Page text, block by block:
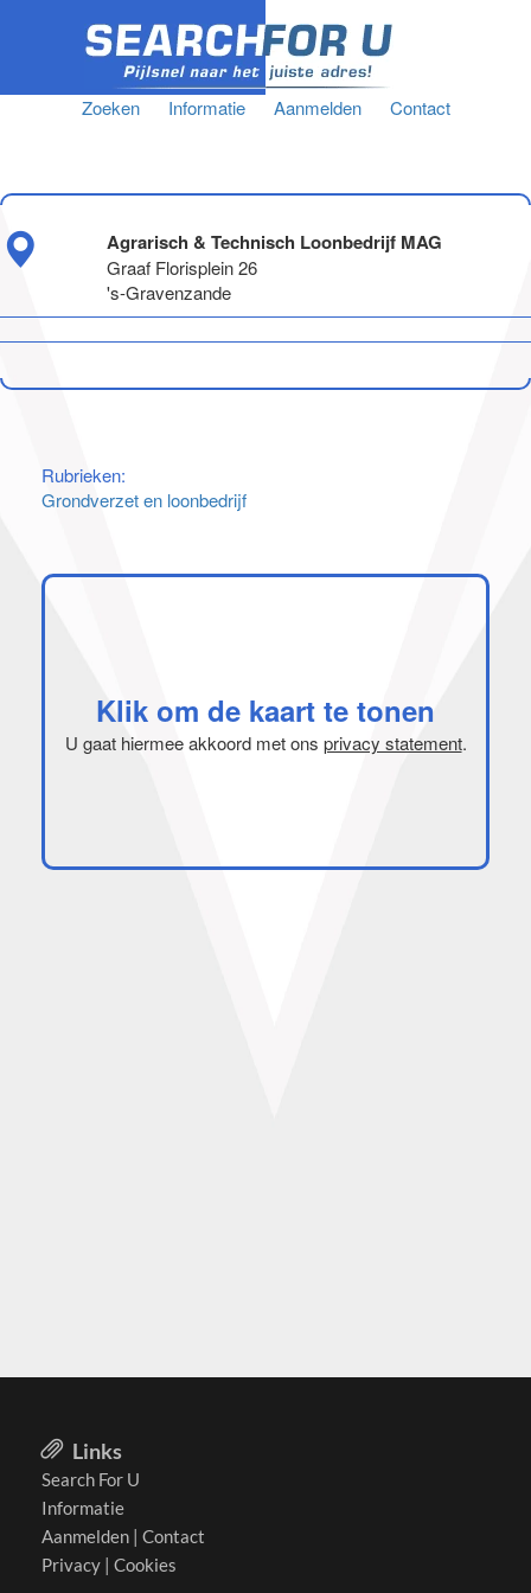
Zoeken Informatie Aanmelden Contact
Agrarisch & Technisch Loonbedrijf MAG
Graaf Florisplein 26
's-Gravenzande
Rubrieken:
Grondverzet en loonbedrijf
Klik om de kaart te tonen
U gaat hiermee akkoord met ons privacy statement.
Links
Search For U
Informatie
Aanmelden | Contact
Privacy | Cookies